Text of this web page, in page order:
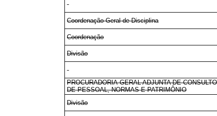
Coordenação-Geral de Disciplina
Coordenação
Divisão
PROCURADORIA-GERAL ADJUNTA DE
DE PESSOAL, NORMAS E PATRIMÔNIO
Divisão